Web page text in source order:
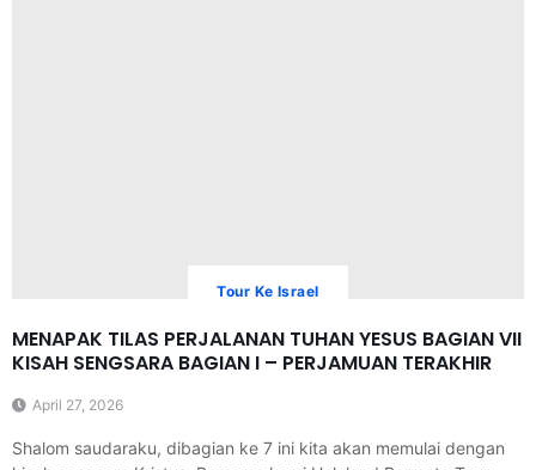
Tour Ke Israel
MENAPAK TILAS PERJALANAN TUHAN YESUS BAGIAN VII
KISAH SENGSARA BAGIAN I – PERJAMUAN TERAKHIR
April 27, 2026
Shalom saudaraku, dibagian ke 7 ini kita akan memulai dengan